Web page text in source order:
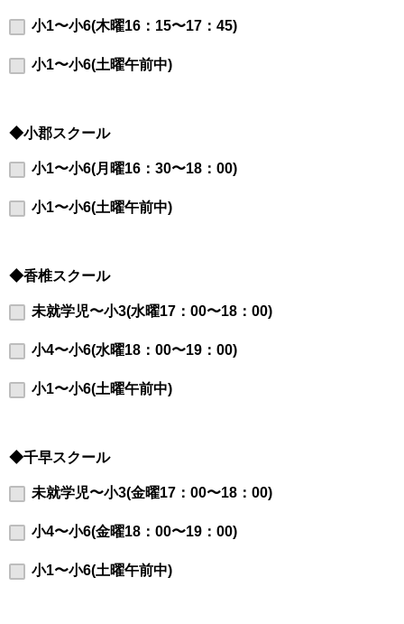
小1〜小6(木曜16：15〜17：45)
小1〜小6(土曜午前中)
◆小郡スクール
小1〜小6(月曜16：30〜18：00)
小1〜小6(土曜午前中)
◆香椎スクール
未就学児〜小3(水曜17：00〜18：00)
小4〜小6(水曜18：00〜19：00)
小1〜小6(土曜午前中)
◆千早スクール
未就学児〜小3(金曜17：00〜18：00)
小4〜小6(金曜18：00〜19：00)
小1〜小6(土曜午前中)